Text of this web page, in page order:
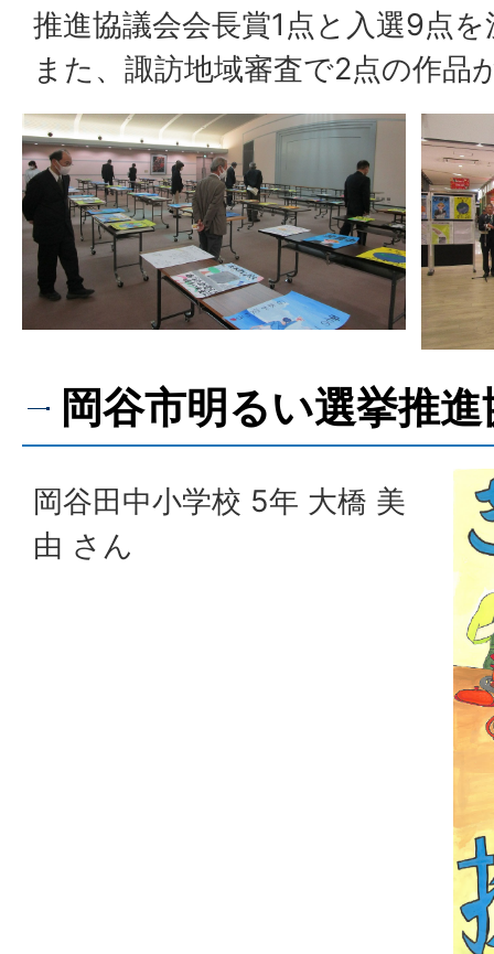
推進協議会会長賞1点と入選9点
また、諏訪地域審査で2点の作品
岡谷市明るい選挙推
岡谷田中小学校 5年 大橋 美
由 さん